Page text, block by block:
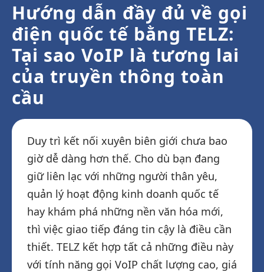
Hướng dẫn đầy đủ về gọi
điện quốc tế bằng TELZ:
Tại sao VoIP là tương lai
của truyền thông toàn
cầu
Duy trì kết nối xuyên biên giới chưa bao
giờ dễ dàng hơn thế. Cho dù bạn đang
giữ liên lạc với những người thân yêu,
quản lý hoạt động kinh doanh quốc tế
hay khám phá những nền văn hóa mới,
thì việc giao tiếp đáng tin cậy là điều cần
thiết. TELZ kết hợp tất cả những điều này
với tính năng gọi VoIP chất lượng cao, giá